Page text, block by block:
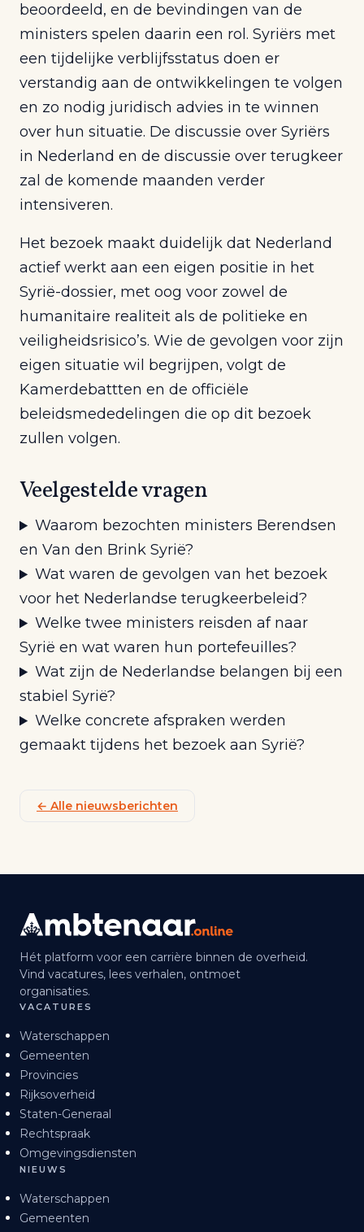
beoordeeld, en de bevindingen van de
ministers spelen daarin een rol. Syriërs met
een tijdelijke verblijfsstatus doen er
verstandig aan de ontwikkelingen te volgen
en zo nodig juridisch advies in te winnen
over hun situatie. De discussie over Syriërs
in Nederland en de discussie over terugkeer
zal de komende maanden verder
intensiveren.
Het bezoek maakt duidelijk dat Nederland
actief werkt aan een eigen positie in het
Syrië-dossier, met oog voor zowel de
humanitaire realiteit als de politieke en
veiligheidsrisico’s. Wie de gevolgen voor zijn
eigen situatie wil begrijpen, volgt de
Kamerdebattten en de officiële
beleidsmededelingen die op dit bezoek
zullen volgen.
Veelgestelde vragen
Waarom bezochten ministers Berendsen
en Van den Brink Syrië?
Wat waren de gevolgen van het bezoek
voor het Nederlandse terugkeerbeleid?
Welke twee ministers reisden af naar
Syrië en wat waren hun portefeuilles?
Wat zijn de Nederlandse belangen bij een
stabiel Syrië?
Welke concrete afspraken werden
gemaakt tijdens het bezoek aan Syrië?
← Alle nieuwsberichten
Hét platform voor een carrière binnen de overheid.
Vind vacatures, lees verhalen, ontmoet
organisaties.
VACATURES
Waterschappen
Gemeenten
Provincies
Rijksoverheid
Staten-Generaal
Rechtspraak
Omgevingsdiensten
NIEUWS
Waterschappen
Gemeenten